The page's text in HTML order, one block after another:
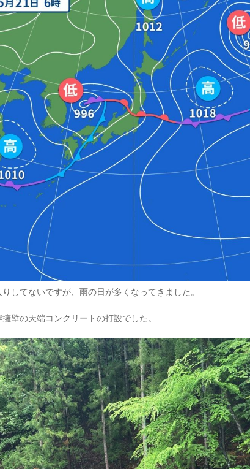
してないですが、雨の日が多くなってきました。
壁の天端コンクリートの打設でした。